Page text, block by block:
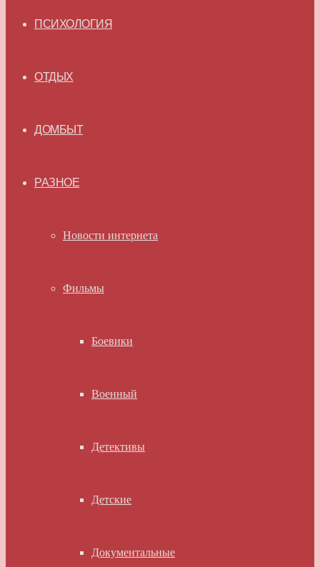
ПСИХОЛОГИЯ
ОТДЫХ
ДОМБЫТ
РАЗНОЕ
Новости интернета
Фильмы
Боевики
Военный
Детективы
Детские
Документальные